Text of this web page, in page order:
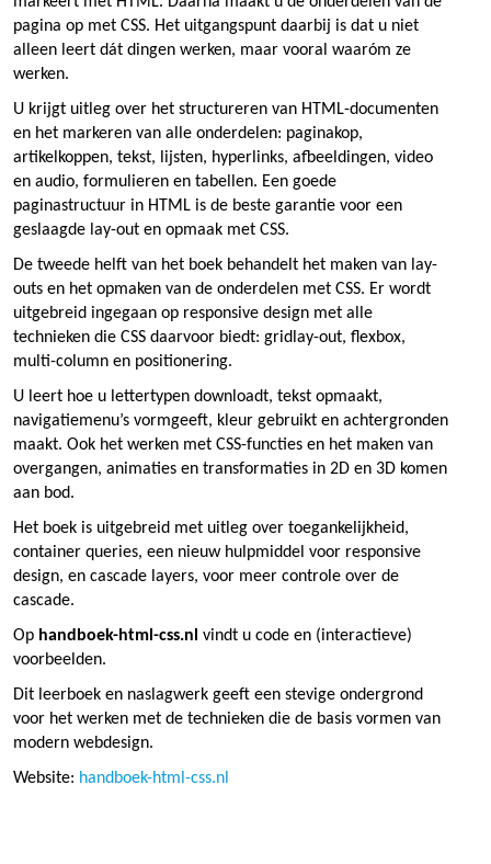
pagina op met CSS. Het uitgangspunt daarbij is dat u niet
alleen leert dát dingen werken, maar vooral waaróm ze
werken.
U krijgt uitleg over het structureren van HTML-documenten
en het markeren van alle onderdelen: paginakop,
artikelkoppen, tekst, lijsten, hyperlinks, afbeeldingen, video
en audio, formulieren en tabellen. Een goede
paginastructuur in HTML is de beste garantie voor een
geslaagde lay-out en opmaak met CSS.
De tweede helft van het boek behandelt het maken van lay-
outs en het opmaken van de onderdelen met CSS. Er wordt
uitgebreid ingegaan op responsive design met alle
technieken die CSS daarvoor biedt: gridlay-out, flexbox,
multi-column en positionering.
U leert hoe u lettertypen downloadt, tekst opmaakt,
navigatiemenu’s vormgeeft, kleur gebruikt en achtergronden
maakt. Ook het werken met CSS-functies en het maken van
overgangen, animaties en transformaties in 2D en 3D komen
aan bod.
Het boek is uitgebreid met uitleg over toegankelijkheid,
container queries, een nieuw hulpmiddel voor responsive
design, en cascade layers, voor meer controle over de
cascade.
Op handboek-html-css.nl vindt u code en (interactieve)
voorbeelden.
Dit leerboek en naslagwerk geeft een stevige ondergrond
voor het werken met de technieken die de basis vormen van
modern webdesign.
Website: handboek-html-css.nl